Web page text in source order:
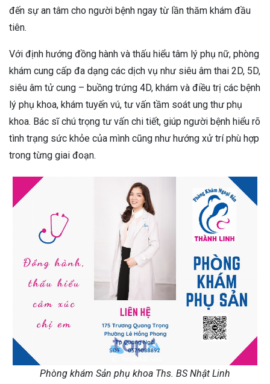
đến sự an tâm cho người bệnh ngay từ lần thăm khám đầu
tiên.
Với định hướng đồng hành và thấu hiểu tâm lý phụ nữ, phòng
khám cung cấp đa dạng các dịch vụ như siêu âm thai 2D, 5D,
siêu âm tử cung – buồng trứng 4D, khám và điều trị các bệnh
lý phụ khoa, khám tuyến vú, tư vấn tầm soát ung thư phụ
khoa. Bác sĩ chú trọng tư vấn chi tiết, giúp người bệnh hiểu rõ
tình trạng sức khỏe của mình cũng như hướng xử trí phù hợp
trong từng giai đoạn.
Phòng khám Sản phụ khoa Ths. BS Nhật Linh